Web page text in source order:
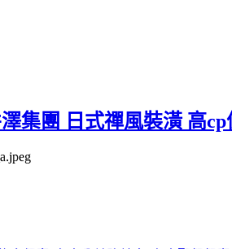
集團 日式禪風裝潢 高